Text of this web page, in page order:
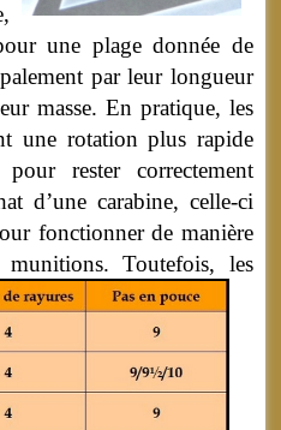
une plage donnée de
par leur longueur
masse. En pratique, les
une rotation plus rapide
rester correctement
d’une carabine, celle-ci
fonctionner de manière
munitions.Toutefois, les